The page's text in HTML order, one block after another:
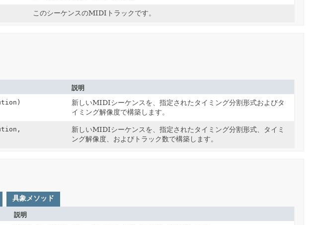
このシーケンスのMIDIトラックです。
説明
新しいMIDIシーケンスを、指定されたタイミング分割形式およびタ
イミング解像度で構築します。
新しいMIDIシーケンスを、指定されたタイミング分割形式、タイミ
ング解像度、およびトラック数で構築します。
具象メソッド
説明